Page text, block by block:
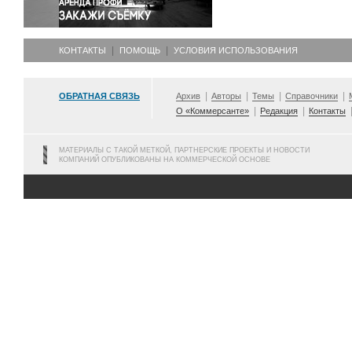
КОНТАКТЫ ПОМОЩЬ УСЛОВИЯ ИСПОЛЬЗОВАНИЯ
ОБРАТНАЯ СВЯЗЬ Архив Авторы Темы Справочники
О «Коммерсанте»
Редакция Контакты
МАТЕРИАЛЫ С ТАКОЙ МЕТКОЙ, ПАРТНЕРСКИЕ ПРОЕКТЫ И НОВОСТИ
КОМПАНИЙ ОПУБЛИКОВАНЫ НА КОММЕРЧЕСКОЙ ОСНОВЕ